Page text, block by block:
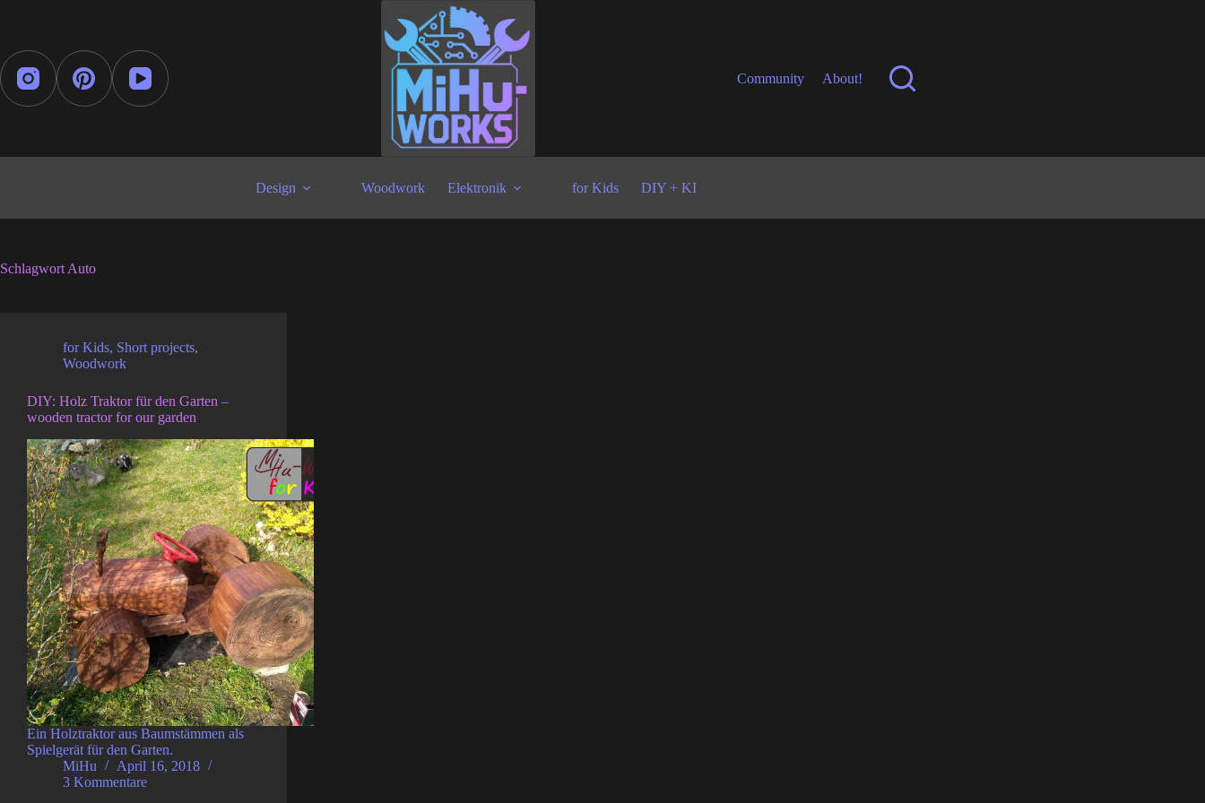
Community About!
Design Woodwork Elektronik for Kids DIY + KI
Schlagwort Auto
for Kids, Short projects,
Woodwork
DIY: Holz Traktor für den Garten –
wooden tractor for our garden
Ein Holztraktor aus Baumstämmen als
Spielgerät für den Garten.
MiHu
April 16, 2018
3 Kommentare